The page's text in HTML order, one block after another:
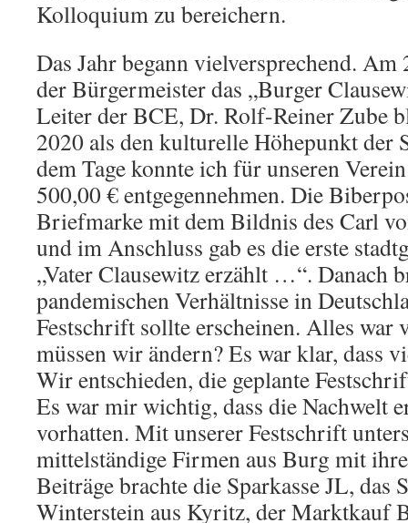
Kolloquium zu bereichern.
Das Jahr begann vielversprechend.
der Bürgermeister das „Burger
Leiter der BCE, Dr. Rolf-Reiner Zube
2020 als den kulturelle Höhepunkt der
dem Tage konnte ich für unseren
500,00 € entgegennehmen. Die
Briefmarke mit dem Bildnis des Carl
und im Anschluss gab es die erste
„Vater Clausewitz erzählt …“. Danach
pandemischen Verhältnisse in
Festschrift sollte erscheinen. Alles war
müssen wir ändern? Es war klar, dass
Wir entschieden, die geplante
Es war mir wichtig, dass die Nachwelt
vorhatten. Mit unserer Festschrift
mittelständige Firmen aus Burg mit
Beiträge brachte die Sparkasse JL, das
Winterstein aus Kyritz, der Marktkauf